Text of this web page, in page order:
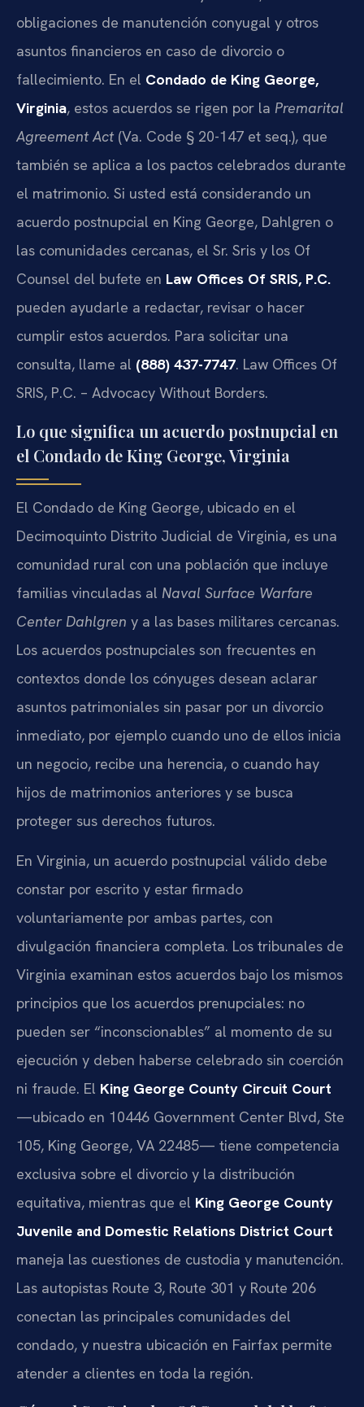
obligaciones de manutención conyugal y otros
asuntos financieros en caso de divorcio o
fallecimiento. En el Condado de King George,
Virginia, estos acuerdos se rigen por la Premarital
Agreement Act(Va. Code § 20-147 et seq.), que
también se aplica a los pactos celebrados durante
el matrimonio. Si usted está considerando un
acuerdo postnupcial en King George, Dahlgren o
las comunidades cercanas, el Sr. Sris y los Of
Counsel del bufete en Law Offices Of SRIS, P.C.
pueden ayudarle a redactar, revisar o hacer
cumplir estos acuerdos. Para solicitar una
consulta, llame al (888) 437-7747. Law Offices Of
SRIS, P.C. – Advocacy Without Borders.
Lo que significa un acuerdo postnupcial en
el Condado de King George, Virginia
El Condado de King George, ubicado en el
Decimoquinto Distrito Judicial de Virginia, es una
comunidad rural con una población que incluye
familias vinculadas al Naval Surface Warfare
Center Dahlgren y a las bases militares cercanas.
Los acuerdos postnupciales son frecuentes en
contextos donde los cónyuges desean aclarar
asuntos patrimoniales sin pasar por un divorcio
inmediato, por ejemplo cuando uno de ellos inicia
un negocio, recibe una herencia, o cuando hay
hijos de matrimonios anteriores y se busca
proteger sus derechos futuros.
En Virginia, un acuerdo postnupcial válido debe
constar por escrito y estar firmado
voluntariamente por ambas partes, con
divulgación financiera completa. Los tribunales de
Virginia examinan estos acuerdos bajo los mismos
principios que los acuerdos prenupciales: no
pueden ser “inconscionables” al momento de su
ejecución y deben haberse celebrado sin coerción
ni fraude. El King George County Circuit Court
—ubicado en 10446 Government Center Blvd, Ste
105, King George, VA 22485— tiene competencia
exclusiva sobre el divorcio y la distribución
equitativa, mientras que el King George County
Juvenile and Domestic Relations District Court
maneja las cuestiones de custodia y manutención.
Las autopistas Route 3, Route 301 y Route 206
conectan las principales comunidades del
condado, y nuestra ubicación en Fairfax permite
atender a clientes en toda la región.